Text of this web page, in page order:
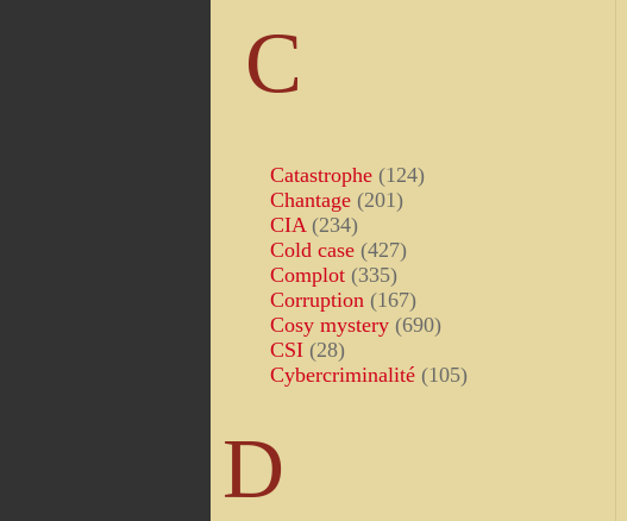
C
Catastrophe (124)
Chantage (201)
CIA (234)
Cold case (427)
Complot (335)
Corruption (167)
Cosy mystery (690)
CSI (28)
Cybercriminalité (105)
D